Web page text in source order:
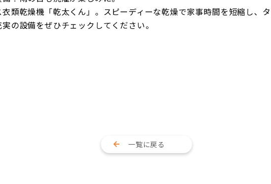
類乾燥機「乾太くん」。スピーディーな乾燥で家事時間を短縮し、タ
の設備をぜひチェックしてください。
一覧に戻る